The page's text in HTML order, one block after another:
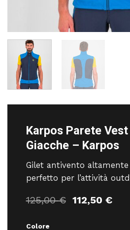
Karpos Parete
Giacche – Karpos
Gilet antivento
perfetto per l’attività
125,00€ Il
112,50 €Il
Colore